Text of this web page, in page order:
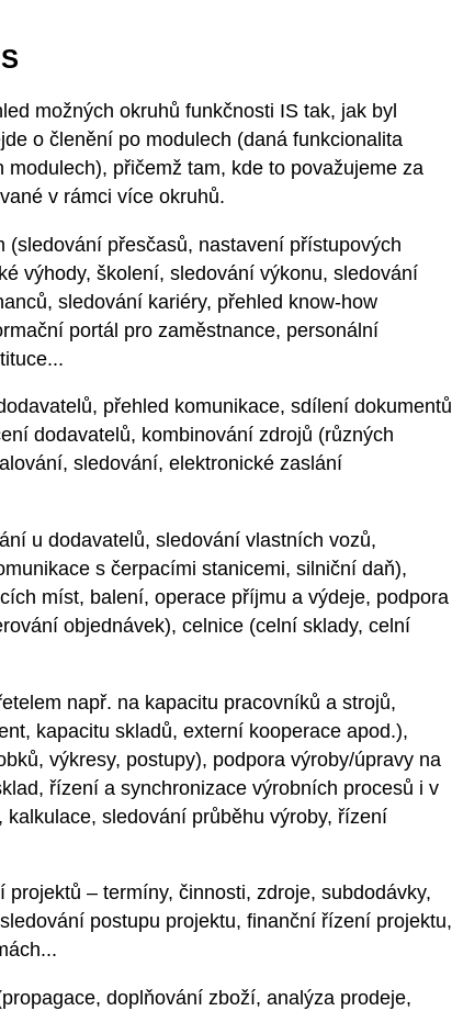
možných okruhů funkčnosti IS tak, jak byl
o členění po modulech (daná funkcionalita
přičemž tam, kde to považujeme za
v rámci více okruhů.
(sledování přesčasů, nastavení přístupových
výhody, školení, sledování výkonu, sledování
sledování kariéry, přehled know-how
portál pro zaměstnance, personální
přehled komunikace, sdílení dokumentů
dodavatelů, kombinování zdrojů (různých
sledování, elektronické zaslání
u dodavatelů, sledování vlastních vozů,
s čerpacími stanicemi, silniční daň),
míst, balení, operace příjmu a výdeje, podpora
objednávek), celnice (celní sklady, celní
např. na kapacitu pracovníků a strojů,
kapacitu skladů, externí kooperace apod.),
výkresy, postupy), podpora výroby/úpravy na
řízení a synchronizace výrobních procesů i v
sledování průběhu výroby, řízení
– termíny, činnosti, zdroje, subdodávky,
postupu projektu, finanční řízení projektu,
doplňování zboží, analýza prodeje,